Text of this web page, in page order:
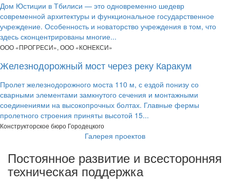
Дом Юстиции в Тбилиси — это одновременно шедевр
современной архитектуры и функциональное государственное
учреждение. Особенность и новаторство учреждения в том, что
здесь сконцентрированы многие...
ООО «ПРОГРЕСИ», ООО «КОНЕКСИ»
Железнодорожный мост через реку Каракум
Пролет железнодорожного моста 110 м, с ездой понизу со
сварными элементами замкнутого сечения и монтажными
соединениями на высокопрочных болтах. Главные фермы
пролетного строения приняты высотой 15...
Конструкторское бюро Городецкого
Галерея проектов
Постоянное развитие и всесторонняя
техническая поддержка